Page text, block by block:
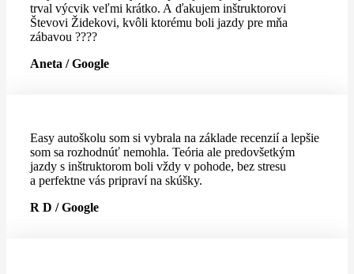
trval výcvik veľmi krátko. A ďakujem inštruktorovi
Števovi Židekovi, kvôli ktorému boli jazdy pre mňa
zábavou ????
Aneta / Google
Easy autoškolu som si vybrala na základe recenzií a lepšie
som sa rozhodnúť nemohla. Teória ale predovšetkým
jazdy s inštruktorom boli vždy v pohode, bez stresu
a perfektne vás pripraví na skúšky.
R D / Google